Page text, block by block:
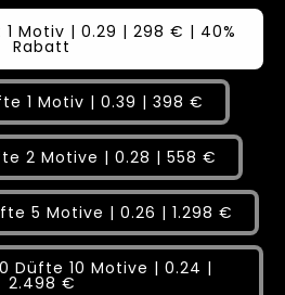
1 Motiv | 0.29 | 298 € | 40%
Rabatt
1 Motiv | 0.39 | 398 €
2 Motive | 0.28 | 558 €
5 Motive | 0.26 | 1.298 €
Düfte 10 Motive | 0.24 |
2.498 €